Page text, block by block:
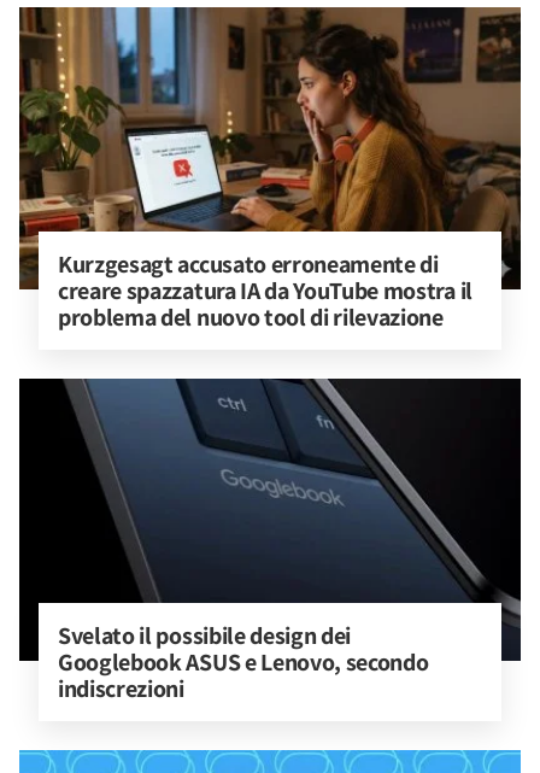
Kurzgesagt accusato erroneamente di
creare spazzatura IA da YouTube mostra il
problema del nuovo tool di rilevazione
Svelato il possibile design dei
Googlebook ASUS e Lenovo, secondo
indiscrezioni